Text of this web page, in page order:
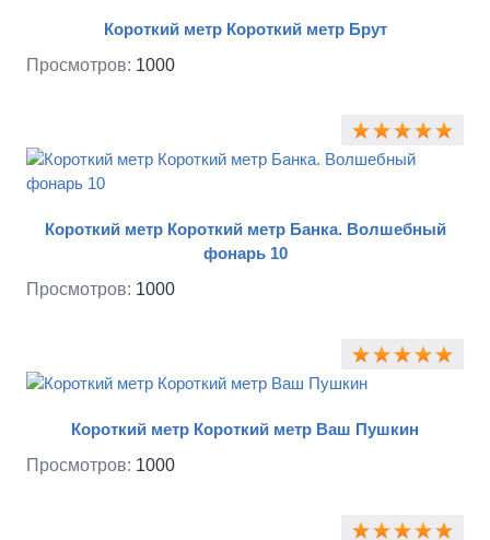
Короткий метр Короткий метр Брут
Просмотров: 1000
Короткий метр Короткий метр Банка. Волшебный
фонарь 10
Просмотров: 1000
Короткий метр Короткий метр Ваш Пушкин
Просмотров: 1000